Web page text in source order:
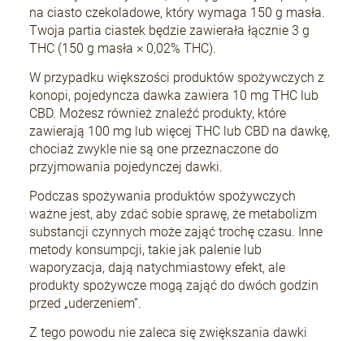
na ciasto czekoladowe, który wymaga 150 g masła.
Twoja partia ciastek będzie zawierała łącznie 3 g
THC (150 g masła × 0,02% THC).
W przypadku większości produktów spożywczych z
konopi, pojedyncza dawka zawiera 10 mg THC lub
CBD. Możesz również znaleźć produkty, które
zawierają 100 mg lub więcej THC lub CBD na dawkę,
chociaż zwykle nie są one przeznaczone do
przyjmowania pojedynczej dawki.
Podczas spożywania produktów spożywczych
ważne jest, aby zdać sobie sprawę, że metabolizm
substancji czynnych może zająć trochę czasu. Inne
metody konsumpcji, takie jak palenie lub
waporyzacja, dają natychmiastowy efekt, ale
produkty spożywcze mogą zająć do dwóch godzin
przed „uderzeniem”.
Z tego powodu nie zaleca się zwiększania dawki